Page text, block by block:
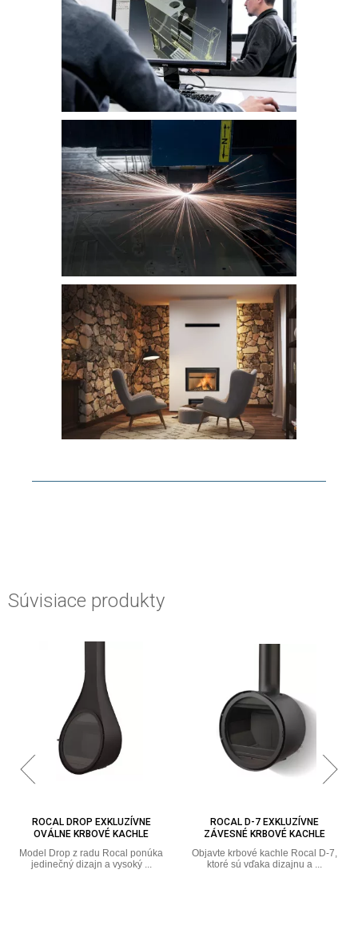
Súvisiace produkty
ROCAL DROP EXKLUZÍVNE
OVÁLNE KRBOVÉ KACHLE
Model Drop z radu Rocal ponúka
jedinečný dizajn a vysoký ...
ROCAL D-7 EXKLUZÍVNE
ZÁVESNÉ KRBOVÉ KACHLE
Objavte krbové kachle Rocal D-7,
ktoré sú vďaka dizajnu a ...